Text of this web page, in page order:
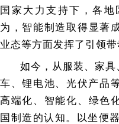
国家大力支持下，各
为，智能制造取得显著
业态等方面发挥了引领带
如今，从服装、家
车、锂电池、光伏产品
高端化、智能化、绿色
国制造的认知。以坐便